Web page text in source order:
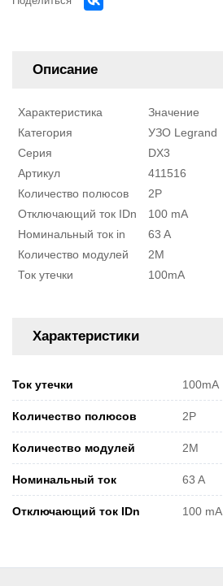
Описание
Характеристика
Значение
Категория
УЗО Legrand
Серия
DX3
Артикул
411516
Количество полюсов
2P
Отключающий ток IDn
100 mA
Номинальный ток in
63 A
Количество модулей
2M
Ток утечки
100mA
Характеристики
Ток утечки 100mA
Количество полюсов 2P
Количество модулей 2M
Номинальный ток 63 A
Отключающий ток IDn 100 mA